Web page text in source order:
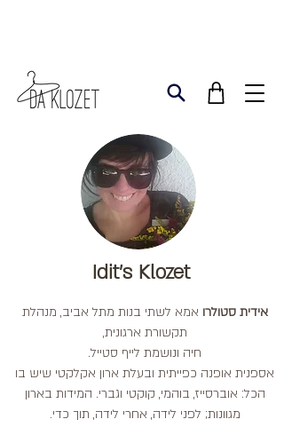
Idit's Klozet
אידית סטולרו אמא לשתי בנות מתל אביב, מנהלת
תקשורת ארגונית,
חיה ונושמת לייף סטייל.
אספנית אופנה כפייתית ובעלת ארון אקלקטי שיש בו
הכל: אוברסייז, בוהמי, קוקטי וגברי. המידות בארון
מגוונות; לפני לידה, אחרי לידה, תוך כדי.